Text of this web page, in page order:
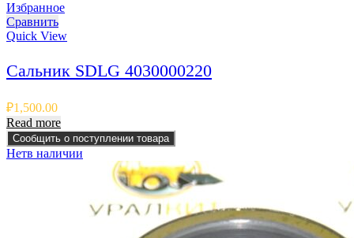
Избранное
Сравнить
Quick View
Сальник SDLG 4030000220
₽1,500.00
Read more
Сообщить о поступлении товара
Нетв наличии